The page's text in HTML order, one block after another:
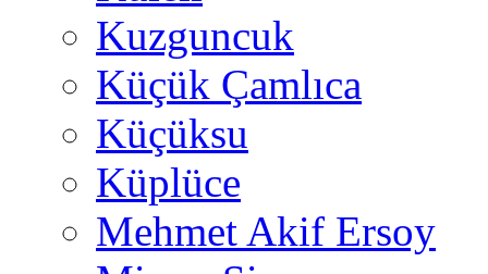
Kuzguncuk
Küçük Çamlıca
Küçüksu
Küplüce
Mehmet Akif Ersoy